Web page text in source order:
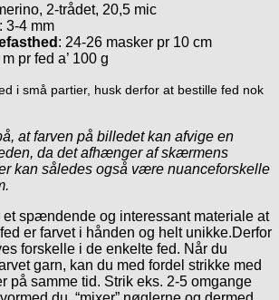
2-trådet, 20,5 mic
: 3-4 mm
: 24-26 masker pr 10 cm
pr fed a’ 100 g
i små partier, husk derfor at bestille fed nok
at farven på billedet kan afvige en
da det afhænger af skærmens
kan således også være nuanceforskelle
et spændende og interessant materiale at
er farvet i hånden og helt unikke.Derfor
forskelle i de enkelte fed. Når du
garn, kan du med fordel strikke med
på samme tid. Strik eks. 2-5 omgange